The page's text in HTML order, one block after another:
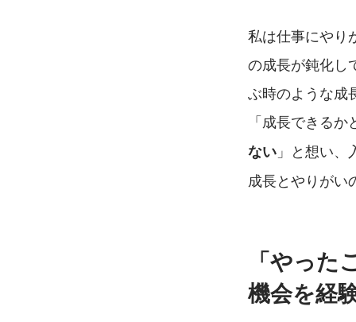
私は仕事にやり
の成長が鈍化し
ぶ時のような成
「成長できる
ない 」と想い
成長とやりがい
「やっ
機会を経